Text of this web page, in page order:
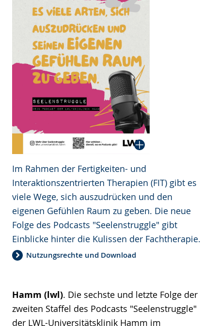
Im Rahmen der Fertigkeiten- und
Interaktionszentrierten Therapien (FIT) gibt es
viele Wege, sich auszudrücken und den
eigenen Gefühlen Raum zu geben. Die neue
Folge des Podcasts "Seelenstruggle" gibt
Einblicke hinter die Kulissen der Fachtherapie.
Nutzungsrechte und Download
Hamm (lwl). Die sechste und letzte Folge der
zweiten Staffel des Podcasts "Seelenstruggle"
der LWL-Universitätsklinik Hamm im